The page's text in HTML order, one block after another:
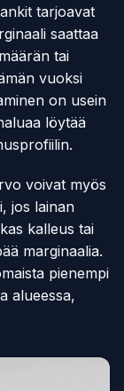
tarjoavat
saattaa
tai
vuoksi
on usein
löytää
voivat myös
jos lainan
kalleus tai
marginaalia.
pienempi
alueessa,